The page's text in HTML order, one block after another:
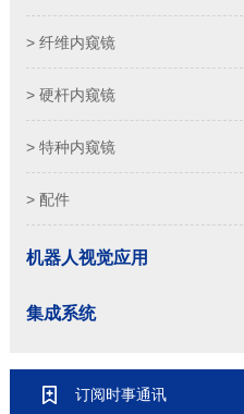
> 纤维内窥镜
> 硬杆内窥镜
> 特种内窥镜
> 配件
机器人视觉应用
集成系统
订阅时事通讯